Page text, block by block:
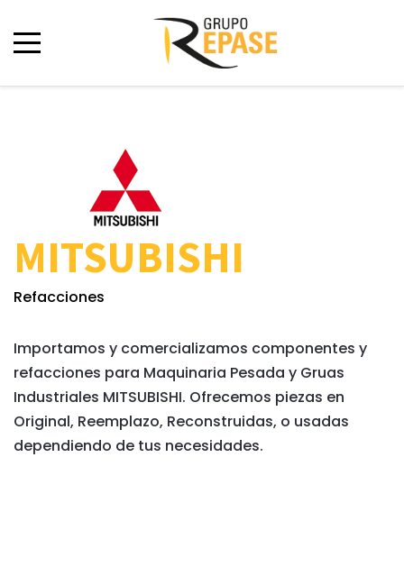
MITSUBISHI
Refacciones
Importamos y comercializamos componentes y
refacciones para Maquinaria Pesada y Gruas
Industriales MITSUBISHI. Ofrecemos piezas en
Original, Reemplazo, Reconstruidas, o usadas
dependiendo de tus necesidades.